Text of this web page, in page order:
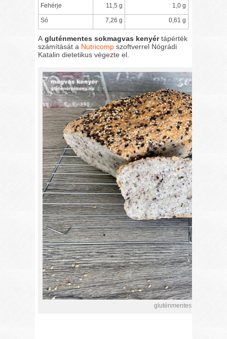
Fehérje 11,5 g 1,0 g
Só 7,26 g 0,61 g
A gluténmentes sokmagvas kenyértápérték
számítását a Nutricomp szoftverrel Nógrádi
Katalin dietetikus végezte el.
gluténmentes magvas